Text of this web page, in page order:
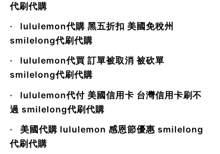
代刷代購
· lululemon代購 黑五折扣 美國免稅州
smilelong代刷代購
· lululemon代買 訂單被取消 被砍單
smilelong代刷代購
· lululemon代付 美國信用卡 台灣信用卡刷不
過 smilelong代刷代購
· 美國代購 lululemon 感恩節優惠 smilelong
代刷代購